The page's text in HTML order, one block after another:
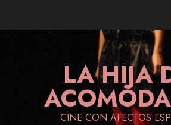
LA HIJA
CINE CON AFECTOS